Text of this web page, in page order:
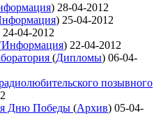
) 28-04-2012
) 25-04-2012
24-04-2012
Информация) 22-04-2012
(Дипломы) 06-04-
позывного
Дню Победы (Архив) 05-04-